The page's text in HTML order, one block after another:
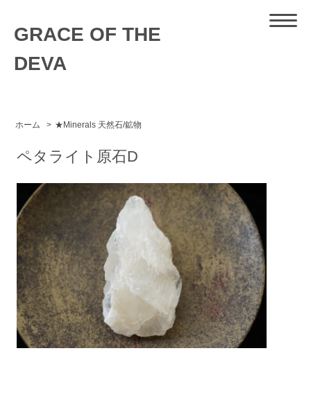
GRACE OF THE
DEVA
ホーム > ★Minerals 天然石/鉱物
ペタライト原石D